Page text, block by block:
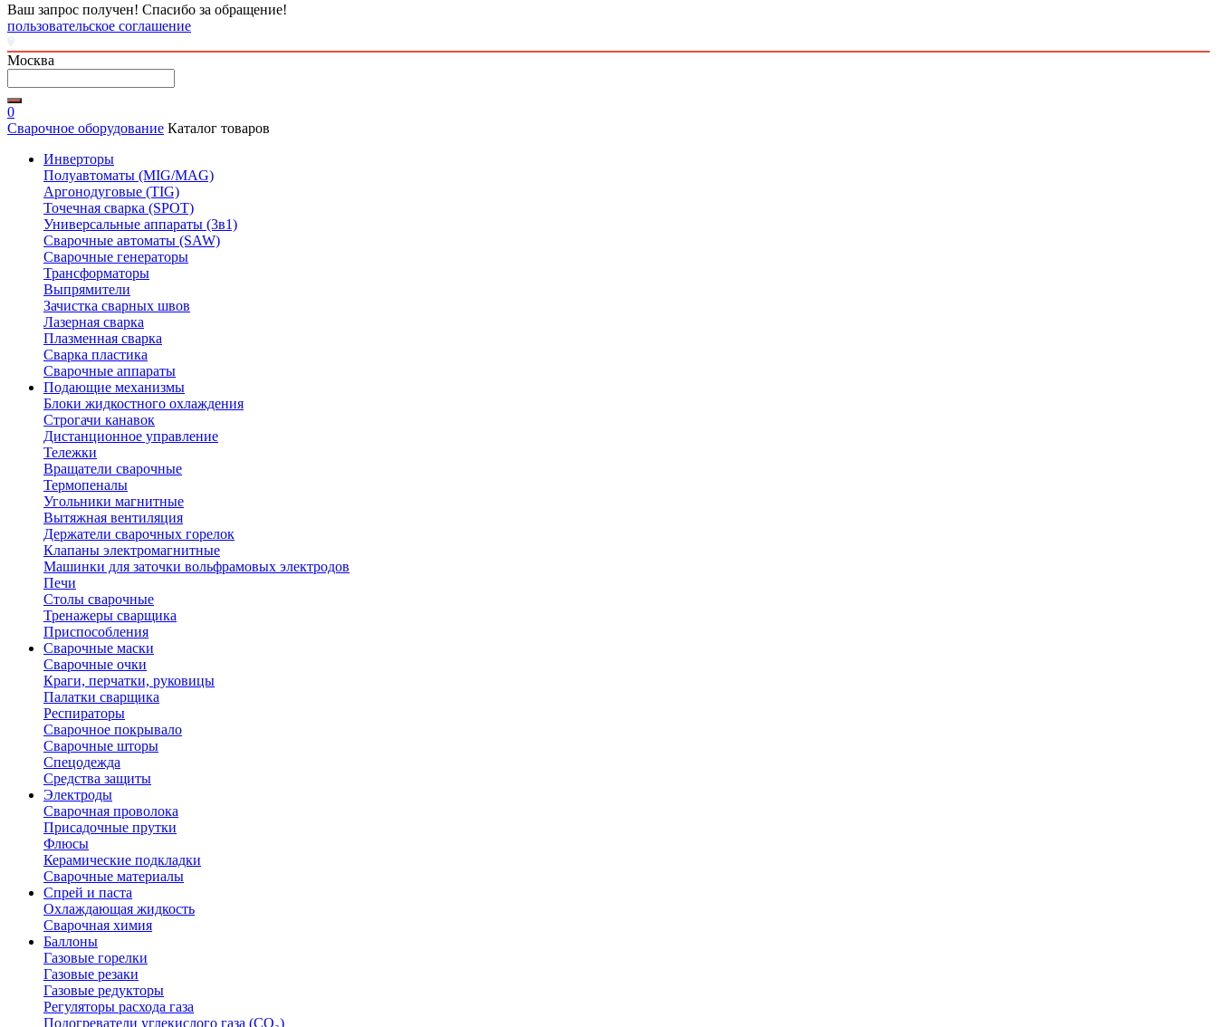
Ваш запрос получен! Спасибо за обращение!
пользовательское соглашение
Москва
0
Сварочное оборудование Каталог товаров
Инверторы
Полуавтоматы (MIG/MAG)
Аргонодуговые (TIG)
Точечная сварка (SPOT)
Универсальные аппараты (3в1)
Сварочные автоматы (SAW)
Сварочные генераторы
Трансформаторы
Выпрямители
Зачистка сварных швов
Лазерная сварка
Плазменная сварка
Сварка пластика
Сварочные аппараты
Подающие механизмы
Блоки жидкостного охлаждения
Строгачи канавок
Дистанционное управление
Тележки
Вращатели сварочные
Термопеналы
Угольники магнитные
Вытяжная вентиляция
Держатели сварочных горелок
Клапаны электромагнитные
Машинки для заточки вольфрамовых электродов
Печи
Столы сварочные
Тренажеры сварщика
Приспособления
Сварочные маски
Сварочные очки
Краги, перчатки, руковицы
Палатки сварщика
Респираторы
Сварочное покрывало
Сварочные шторы
Спецодежда
Средства защиты
Электроды
Сварочная проволока
Присадочные прутки
Флюсы
Керамические подкладки
Сварочные материалы
Спрей и паста
Охлаждающая жидкость
Сварочная химия
Баллоны
Газовые горелки
Газовые резаки
Газовые редукторы
Регуляторы расхода газа
Подогреватели углекислого газа (CO₂)